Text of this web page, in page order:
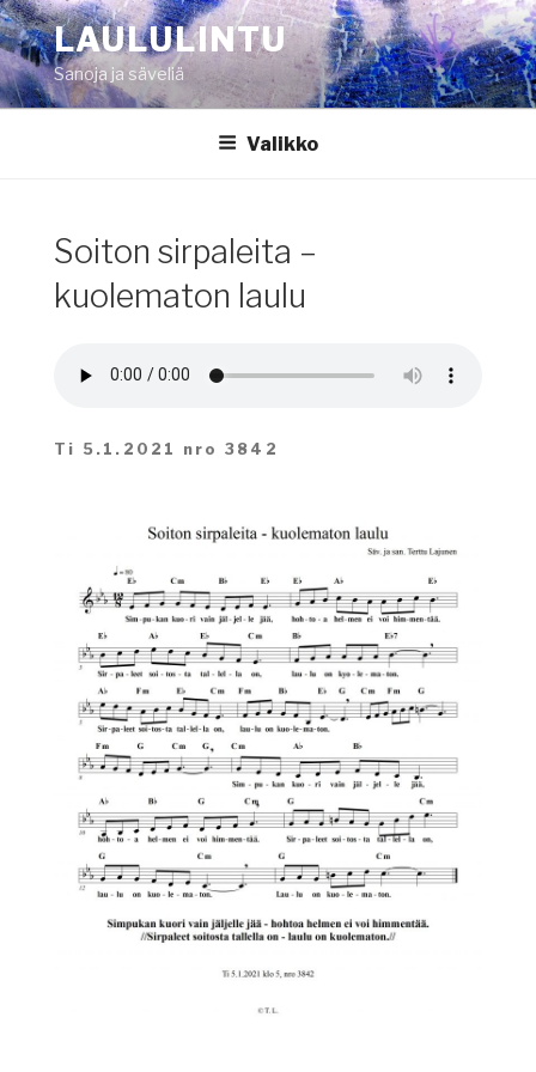
Siirry
sisältöönLAULULINTU
Sanoja ja säveliä
Valikko
Soiton sirpaleita –
kuolematon laulu
Ti 5.1.2021 nro 3842